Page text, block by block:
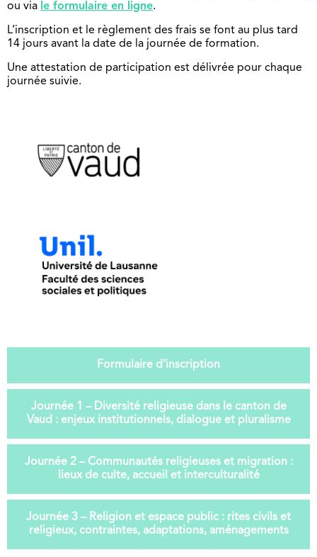
ou via le formulaire en ligne.
L’inscription et le règlement des frais se font au plus tard
14 jours avant la date de la journée de formation.
Une attestation de participation est délivrée pour chaque
journée suivie.
Formulaire d’inscription
Journée 1 – Diversité religieuse dans le canton de
Vaud : enjeux institutionnels, dialogue et pluralisme
Journée 2 – Communautés religieuses et migration :
lieux de culte, accueil et interculturalité
Journée 3 – Religion et espace public : rites civils et
religieux, contraintes, adaptations, aménagements